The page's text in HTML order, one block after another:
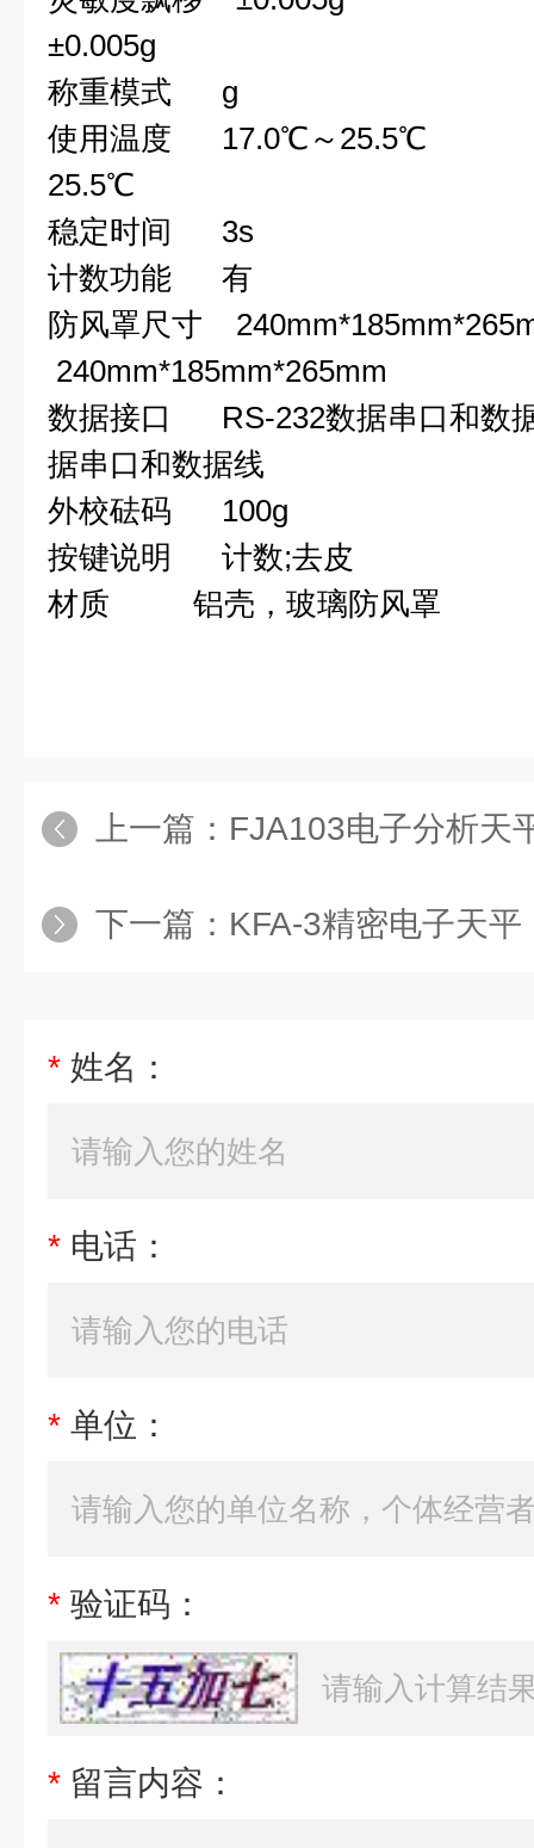
±0.005g
称重模式 g
使用温度 17.0℃ ～25.5℃
25.5℃
稳定时间 3s
计数功能
有
防风罩尺寸
240mm*185mm*265mm
数据接口
RS-232数据串口和
据串口和数据线
外校砝码 100g
按键说明
计数;去皮
材质
铝壳，玻璃防风罩
上一篇： FJA103电子分析天
下一篇： KFA-3精密电子天平
* 姓名：
* 电话：
* 单位：
* 验证码：
* 留言内容：